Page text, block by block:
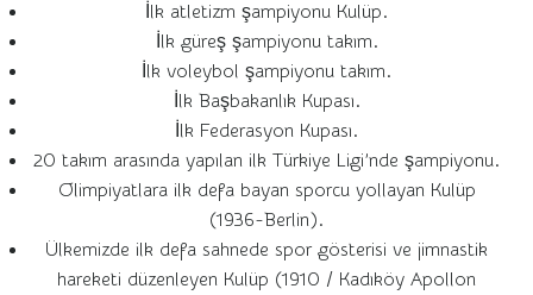
İlk atletizm şampiyonu Kulüp.
İlk güreş şampiyonu takım.
İlk voleybol şampiyonu takım.
İlk Başbakanlık Kupası.
İlk Federasyon Kupası.
20 takım arasında yapılan ilk Türkiye Ligi’nde şampiyonu.
Olimpiyatlara ilk defa bayan sporcu yollayan Kulüp
(1936-Berlin).
Ülkemizde ilk defa sahnede spor gösterisi ve jimnastik
hareketi düzenleyen Kulüp (1910 / Kadıköy Apollon